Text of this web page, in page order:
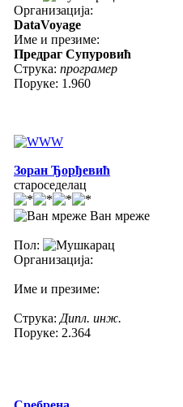
Организација:
DataVoyage
Име и презиме:
Предраг Супуровић
Струка: програмер
Поруке: 1.960
Зоран Ђорђевић
староседелац
Ван мреже
Пол:
Организација:
Име и презиме:
Струка: Дипл. инж.
Поруке: 2.364